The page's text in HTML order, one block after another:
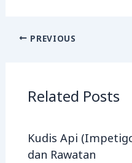
PREVIOUS
Related Posts
Kudis Api
dan Rawatan